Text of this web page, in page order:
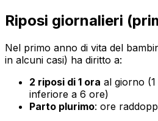
Riposi giornalieri
Nel primo anno di vita del
in alcuni casi) ha diritto a:
2 riposi di 1 ora al giorno
inferiore a 6 ore)
Parto plurimo: ore